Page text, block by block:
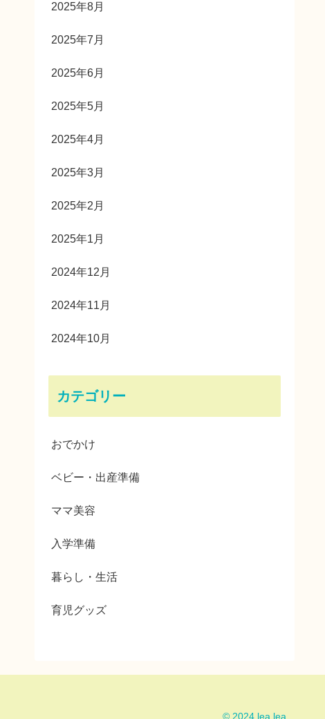
2025年8月
2025年7月
2025年6月
2025年5月
2025年4月
2025年3月
2025年2月
2025年1月
2024年12月
2024年11月
2024年10月
カテゴリー
おでかけ
ベビー・出産準備
ママ美容
入学準備
暮らし・生活
育児グッズ
© 2024 lea lea.